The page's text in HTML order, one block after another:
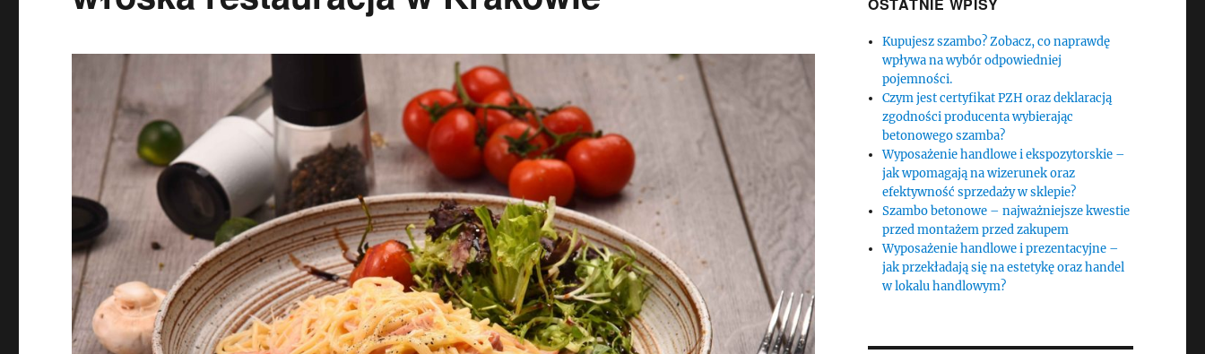
Kupujesz szambo? Zobacz, co naprawdę
wpływa na wybór odpowiedniej
pojemności.
Czym jest certyfikat PZH oraz deklaracją
zgodności producenta wybierając
betonowego szamba?
Wyposażenie handlowe i ekspozytorskie –
jak wpomagają na wizerunek oraz
efektywność sprzedaży w sklepie?
Szambo betonowe – najważniejsze kwestie
przed montażem przed zakupem
Wyposażenie handlowe i prezentacyjne –
jak przekładają się na estetykę oraz handel
w lokalu handlowym?